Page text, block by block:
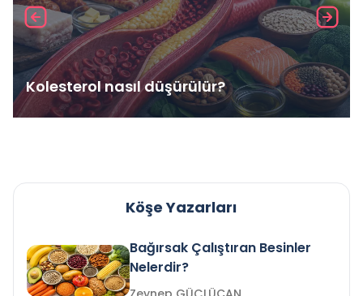
Kolesterol nasıl düşürülür?
Köşe Yazarları
Bağırsak Çalıştıran Besinler
Nelerdir?